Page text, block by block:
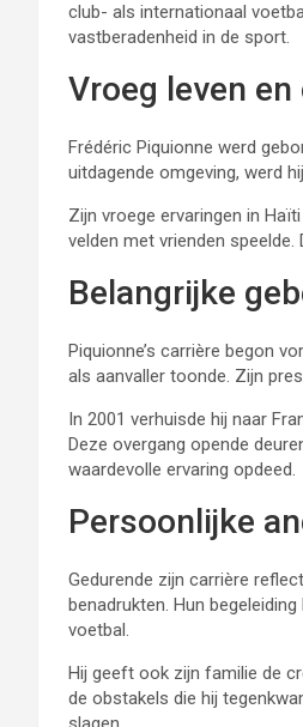
club- als internationaal
vastberadenheid in de sport.
Vroeg leven
Frédéric Piquionne werd
uitdagende omgeving, werd
Zijn vroege ervaringen in
velden met vrienden
Belangrijke
Piquionne’s carrière begon
als aanvaller toonde. Zijn
In 2001 verhuisde hij naar
Deze overgang opende
waardevolle ervaring opdeed.
Persoonlijke
Gedurende zijn carrière
benadrukten. Hun
voetbal.
Hij geeft ook zijn familie de
de obstakels die hij